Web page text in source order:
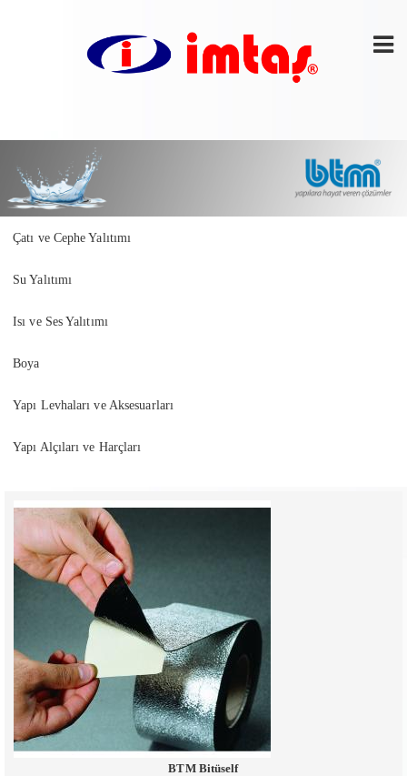
Çatı ve Cephe Yalıtımı
Su Yalıtımı
Isı ve Ses Yalıtımı
Boya
Yapı Levhaları ve Aksesuarları
Yapı Alçıları ve Harçları
BTM Bitüself